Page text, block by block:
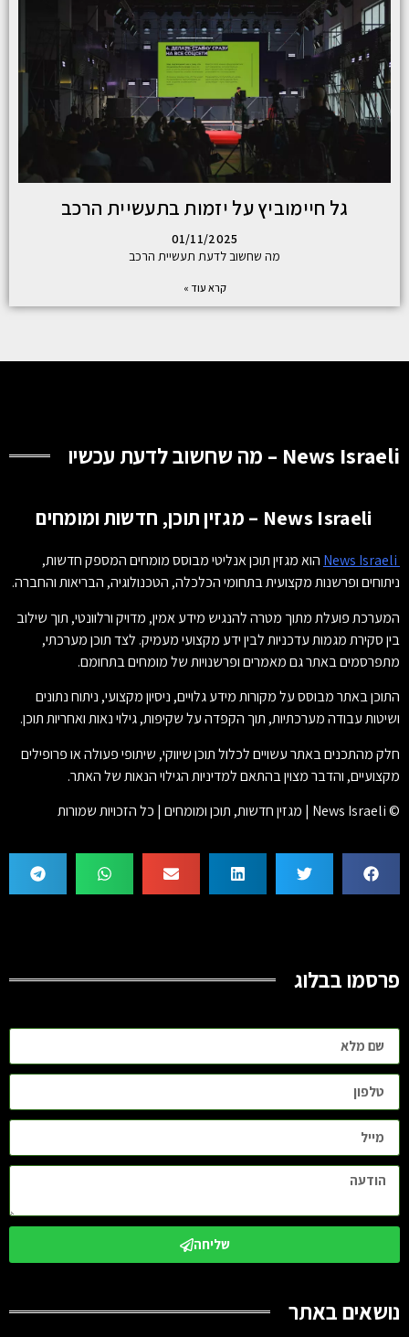
גל חיימוביץ על יזמות בתעשיית הרכב
01/11/2025
מה שחשוב לדעת תעשיית הרכב
קרא עוד »
News Israeli – מה שחשוב לדעת עכשיו
News Israeli – מגזין תוכן, חדשות ומומחים
הוא מגזין תוכן אנליטי מבוסס מומחים המספק חדשות,
ניתוחים ופרשנות מקצועית בתחומי הכלכלה, הטכנולוגיה, הבריאות והחברה.
המערכת פועלת מתוך מטרה להנגיש מידע אמין, מדויק ורלוונטי, תוך שילוב
בין סקירת מגמות עדכניות לבין ידע מקצועי מעמיק. לצד תוכן מערכתי,
מתפרסמים באתר גם מאמרים ופרשנויות של מומחים בתחומם.
התוכן באתר מבוסס על מקורות מידע גלויים, ניסיון מקצועי, ניתוח נתונים
ושיטות עבודה מערכתיות, תוך הקפדה על שקיפות, גילוי נאות ואחריות תוכן.
חלק מהתכנים באתר עשויים לכלול תוכן שיווקי, שיתופי פעולה או פרופילים
מקצועיים, והדבר מצוין בהתאם למדיניות הגילוי הנאות של האתר.
© News Israeli | מגזין חדשות, תוכן ומומחים | כל הזכויות שמורות
פרסמו בבלוג
שליחה
נושאים באתר